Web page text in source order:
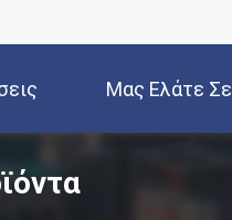
Μας Ελάτε Σε